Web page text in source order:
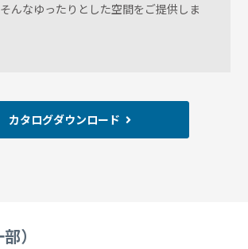
んなゆったりとした空間をご提供しま
カタログダウンロード
）